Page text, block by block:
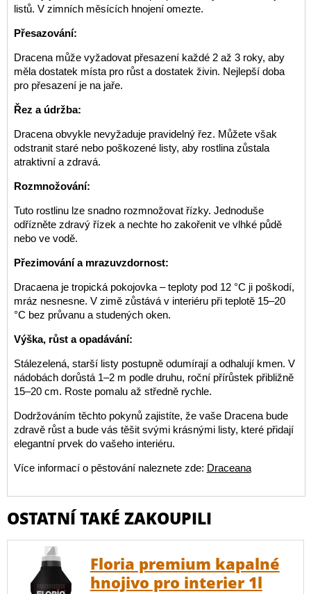
listů. V zimních měsících hnojení omezte.
Přesazování:
Dracena může vyžadovat přesazení každé 2 až 3 roky, aby
měla dostatek místa pro růst a dostatek živin. Nejlepší doba
pro přesazení je na jaře.
Řez a údržba:
Dracena obvykle nevyžaduje pravidelný řez. Můžete však
odstranit staré nebo poškozené listy, aby rostlina zůstala
atraktivní a zdravá.
Rozmnožování:
Tuto rostlinu lze snadno rozmnožovat řízky. Jednoduše
odřízněte zdravý řízek a nechte ho zakořenit ve vlhké půdě
nebo ve vodě.
Přezimování a mrazuvzdornost:
Dracaena je tropická pokojovka – teploty pod 12 °C ji poškodí,
mráz nesnesne. V zimě zůstává v interiéru při teplotě 15–20
°C bez průvanu a studených oken.
Výška, růst a opadávání:
Stálezelená, starší listy postupně odumírají a odhalují kmen. V
nádobách dorůstá 1–2 m podle druhu, roční přírůstek přibližně
15–20 cm. Roste pomalu až středně rychle.
Dodržováním těchto pokynů zajistíte, že vaše Dracena bude
zdravě růst a bude vás těšit svými krásnými listy, které přidají
elegantní prvek do vašeho interiéru.
Více informací o pěstování naleznete zde: Draceana
OSTATNÍ TAKÉ ZAKOUPILI
Floria premium kapalné
hnojivo pro interier 1l